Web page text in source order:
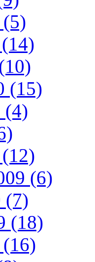
(5)
(15)
(4)
(6)
(7)
(18)
(16)